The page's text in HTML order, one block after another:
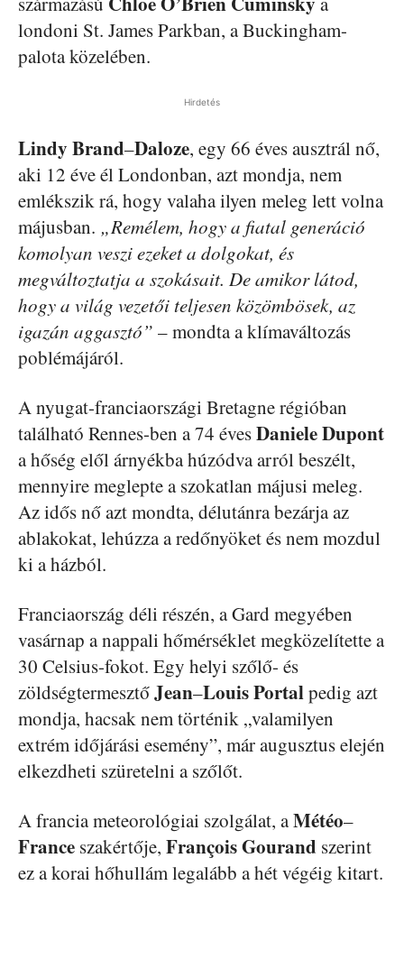
londoni St. James Parkban, a Buckingham-
palota közelében.
Hirdetés
Lindy Brand–Daloze, egy 66 éves ausztrál nő,
aki 12 éve él Londonban, azt mondja, nem
emlékszik rá, hogy valaha ilyen meleg lett volna
májusban. „Remélem, hogy a fiatal generáció
komolyan veszi ezeket a dolgokat, és
megváltoztatja a szokásait. De amikor látod,
hogy a világ vezetői teljesen közömbösek, az
igazán aggasztó” – mondta a klímaváltozás
poblémájáról.
A nyugat-franciaországi Bretagne régióban
található Rennes-ben a 74 évesDanieleDupont
a hőség elől árnyékba húzódva arról beszélt,
mennyire meglepte a szokatlan májusi meleg.
Az idős nő azt mondta, délutánra bezárja az
ablakokat, lehúzza a redőnyöket és nem mozdul
ki a házból.
Franciaország déli részén, a Gard megyében
vasárnap a nappali hőmérséklet megközelítette a
30 Celsius-fokot. Egy helyi szőlő- és
zöldségtermesztőJean–LouisPortalpedig azt
mondja, hacsak nem történik „valamilyen
extrém időjárási esemény”, már augusztus elején
elkezdheti szüretelni a szőlőt.
A francia meteorológiai szolgálat, aMétéo–
France szakértője, FrançoisGourand szerint
ez a korai hőhullám legalább a hét végéig kitart.